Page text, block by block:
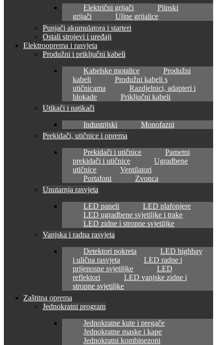
Električni grijači
Plinski
grijači
Uljne grijalice
Punjači akumulatora i starteri
Ostali strojevi i uređaji
Elektrooprema i rasvjeta
Produžni i priključni kabeli
Kabelske motalice
Produžni
kabeli
Produžni kabeli s
utičnicama
Razdjelnici, adapteri i
blokade
Priključni kabeli
Utikači i natikači
Industrijski
Monofazni
Prekidači, utičnice i oprema
Prekidači i utičnice
Pametni
prekidači i utičnice
Ugradbene
utičnice
Ventilatori
Portafoni
Zvonca
Unutarnja rasvjeta
LED paneli
LED plafonjere
LED ugradbene svjetiljke i trake
LED zidne i stropne svjetiljke
Vanjska i radna rasvjeta
Detektori pokreta
LED highbay
i ulična rasvjeta
LED radne i
prijenosne svjetiljke
LED
reflektori
LED vanjske zidne i
stropne svjetiljke
Zaštitna oprema
Jednokratni program
Jednokratne kute i pregače
Jednokratne maske i kape
Jednokratni kombinezoni